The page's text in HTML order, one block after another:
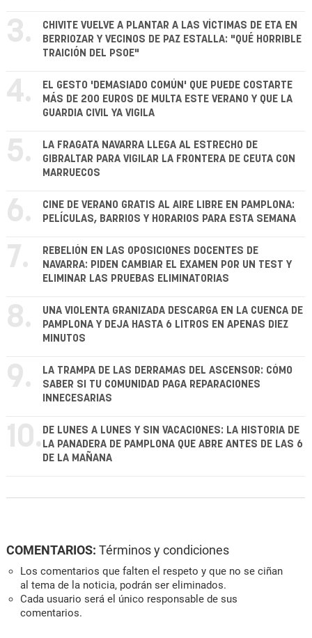
3.
CHIVITE VUELVE A PLANTAR A LAS VÍCTIMAS DE ETA EN
BERRIOZAR Y VECINOS DE PAZ ESTALLA: "QUÉ HORRIBLE
TRAICIÓN DEL PSOE"
4.
EL GESTO 'DEMASIADO COMÚN' QUE PUEDE COSTARTE
MÁS DE 200 EUROS DE MULTA ESTE VERANO Y QUE LA
GUARDIA CIVIL YA VIGILA
5.
LA FRAGATA NAVARRA LLEGA AL ESTRECHO DE
GIBRALTAR PARA VIGILAR LA FRONTERA DE CEUTA CON
MARRUECOS
6.
CINE DE VERANO GRATIS AL AIRE LIBRE EN PAMPLONA:
PELÍCULAS, BARRIOS Y HORARIOS PARA ESTA SEMANA
7.
REBELIÓN EN LAS OPOSICIONES DOCENTES DE
NAVARRA: PIDEN CAMBIAR EL EXAMEN POR UN TEST Y
ELIMINAR LAS PRUEBAS ELIMINATORIAS
8.
UNA VIOLENTA GRANIZADA DESCARGA EN LA CUENCA DE
PAMPLONA Y DEJA HASTA 6 LITROS EN APENAS DIEZ
MINUTOS
9.
LA TRAMPA DE LAS DERRAMAS DEL ASCENSOR: CÓMO
SABER SI TU COMUNIDAD PAGA REPARACIONES
INNECESARIAS
10. DE LUNES A LUNES Y SIN VACACIONES: LA HISTORIA DE
LA PANADERA DE PAMPLONA QUE ABRE ANTES DE LAS 6
DE LA MAÑANA
COMENTARIOS: Términos y condiciones
Los comentarios que falten el respeto y que no se ciñan
al tema de la noticia, podrán ser eliminados.
Cada usuario será el único responsable de sus
comentarios.